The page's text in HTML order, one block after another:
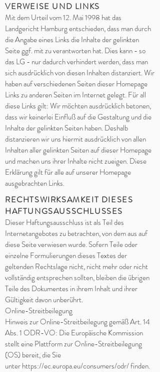
VERWEISE UND LINKS
Mit dem Urteil vom 12. Mai 1998 hat das
Landgericht Hamburg entschieden, dass man durch
die Angabe eines Links die Inhalte der gelinkten
Seite ggf. mit zu verantworten hat. Dies kann - so
das LG - nur dadurch verhindert werden, dass man
sich ausdrücklich von diesen Inhalten distanziert. Wir
haben auf verschiedenen Seiten dieser Homepage
Links zu anderen Seiten im Internet gelegt. Für all
diese Links gilt: Wir möchten ausdrücklich betonen,
dass wir keinerlei Einfluß auf die Gestaltung und die
Inhalte der gelinkten Seiten haben. Deshalb
distanzieren wir uns hiermit ausdrücklich von allen
Inhalten aller gelinkten Seiten auf dieser Homepage
und machen uns ihrer Inhalte nicht zueigen. Diese
Erklärung gilt für alle auf unserer Homepage
ausgebrachten Links.
RECHTSWIRKSAMKEIT DIESES
HAFTUNGSAUSSCHLUSSES
Dieser Haftungsausschluss ist als Teil des
Internetangebotes zu betrachten, von dem aus auf
diese Seite verwiesen wurde. Sofern Teile oder
einzelne Formulierungen dieses Textes der
geltenden Rechtslage nicht, nicht mehr oder nicht
vollständig entsprechen sollten, bleiben die übrigen
Teile des Dokumentes in ihrem Inhalt und ihrer
Gültigkeit davon unberührt.
Online-Streitbeilegung
Hinweis zur Online-Streitbeilegung gemäß Art. 14
Abs. 1 ODR-VO: Die Europäische Kommission
stellt eine Plattform zur Online-Streitbeilegung
(OS) bereit, die Sie
unter https://ec.europa.eu/consumers/odr/ finden.